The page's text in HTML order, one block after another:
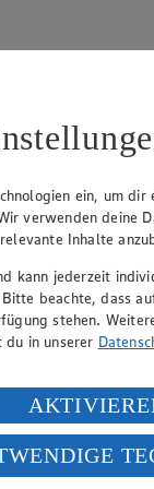
das Recht, den
von
Firma
einem
ein, um
verwenden deine
Inhalte
kann jederzeit
beachte, dass
stehen.
du in unserer
Daten in den
willigst du im Sinne
werden.
nicht